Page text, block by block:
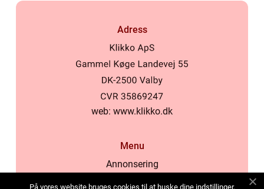
Adress
web: www.klikko.dk
Menu
Annonsering
På vores website bruges cookies til at huske dine indstillinger,